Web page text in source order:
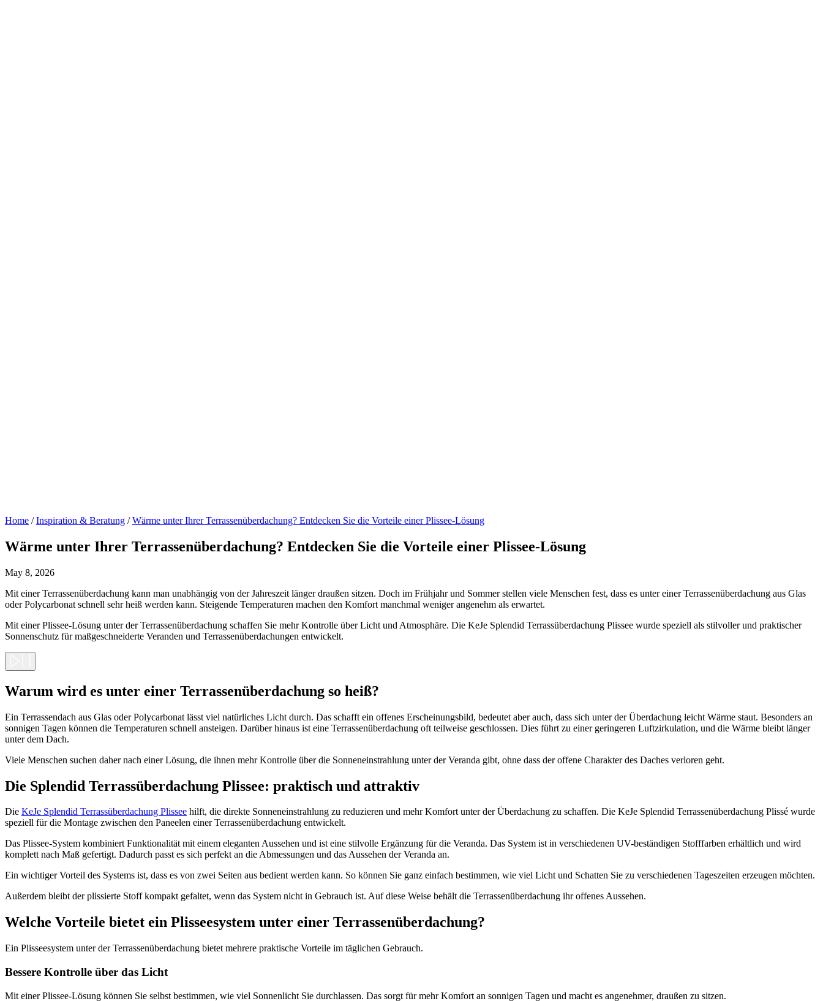
Home / Inspiration & Beratung / Wärme unter Ihrer Terrassenüberdachung? Entdecken Sie die Vorteile einer Plissee-Lösung
Wärme unter Ihrer Terrassenüberdachung? Entdecken Sie die Vorteile einer Plissee-Lösung
May 8, 2026
Mit einer Terrassenüberdachung kann man unabhängig von der Jahreszeit länger draußen sitzen. Doch im Frühjahr und Sommer stellen viele Menschen fest, dass es unter einer Terrassenüberdachung aus Glas
oder Polycarbonat schnell sehr heiß werden kann. Steigende Temperaturen machen den Komfort manchmal weniger angenehm als erwartet.
Mit einer Plissee-Lösung unter der Terrassenüberdachung schaffen Sie mehr Kontrolle über Licht und Atmosphäre. Die KeJe Splendid Terrassüberdachung Plissee wurde speziell als stilvoller und praktischer
Sonnenschutz für maßgeschneiderte Veranden und Terrassenüberdachungen entwickelt.
Warum wird es unter einer Terrassenüberdachung so heiß?
Ein Terrassendach aus Glas oder Polycarbonat lässt viel natürliches Licht durch. Das schafft ein offenes Erscheinungsbild, bedeutet aber auch, dass sich unter der Überdachung leicht Wärme staut. Besonders an
sonnigen Tagen können die Temperaturen schnell ansteigen. Darüber hinaus ist eine Terrassenüberdachung oft teilweise geschlossen. Dies führt zu einer geringeren Luftzirkulation, und die Wärme bleibt länger
unter dem Dach.
Viele Menschen suchen daher nach einer Lösung, die ihnen mehr Kontrolle über die Sonneneinstrahlung unter der Veranda gibt, ohne dass der offene Charakter des Daches verloren geht.
Die Splendid Terrassüberdachung Plissee: praktisch und attraktiv
Die KeJe Splendid Terrassüberdachung Plissee hilft, die direkte Sonneneinstrahlung zu reduzieren und mehr Komfort unter der Überdachung zu schaffen. Die KeJe Splendid Terrassenüberdachung Plissé wurde
speziell für die Montage zwischen den Paneelen einer Terrassenüberdachung entwickelt.
Das Plissee-System kombiniert Funktionalität mit einem eleganten Aussehen und ist eine stilvolle Ergänzung für die Veranda. Das System ist in verschiedenen UV-beständigen Stofffarben erhältlich und wird
komplett nach Maß gefertigt. Dadurch passt es sich perfekt an die Abmessungen und das Aussehen der Veranda an.
Ein wichtiger Vorteil des Systems ist, dass es von zwei Seiten aus bedient werden kann. So können Sie ganz einfach bestimmen, wie viel Licht und Schatten Sie zu verschiedenen Tageszeiten erzeugen möchten.
Außerdem bleibt der plissierte Stoff kompakt gefaltet, wenn das System nicht in Gebrauch ist. Auf diese Weise behält die Terrassenüberdachung ihr offenes Aussehen.
Welche Vorteile bietet ein Plisseesystem unter einer Terrassenüberdachung?
Ein Plisseesystem unter der Terrassenüberdachung bietet mehrere praktische Vorteile im täglichen Gebrauch.
Bessere Kontrolle über das Licht
Mit einer Plissee-Lösung können Sie selbst bestimmen, wie viel Sonnenlicht Sie durchlassen. Das sorgt für mehr Komfort an sonnigen Tagen und macht es angenehmer, draußen zu sitzen.